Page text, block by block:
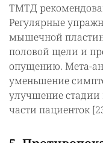
ТМТД
Регулярные
мышечной
половой щели и
опущению. Мета-
уменьшение
улучшение стадии
части пациенток